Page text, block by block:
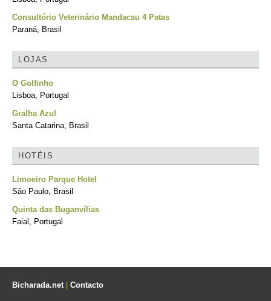
Consultório Veterinário Mandacau 4 Patas
Paraná, Brasil
LOJAS
O Golfinho
Lisboa, Portugal
Gralha Azul
Santa Catarina, Brasil
HOTÉIS
Limoeiro Parque Hotel
São Paulo, Brasil
Quinta das Buganvílias
Faial, Portugal
Bicharada.net| Contacto